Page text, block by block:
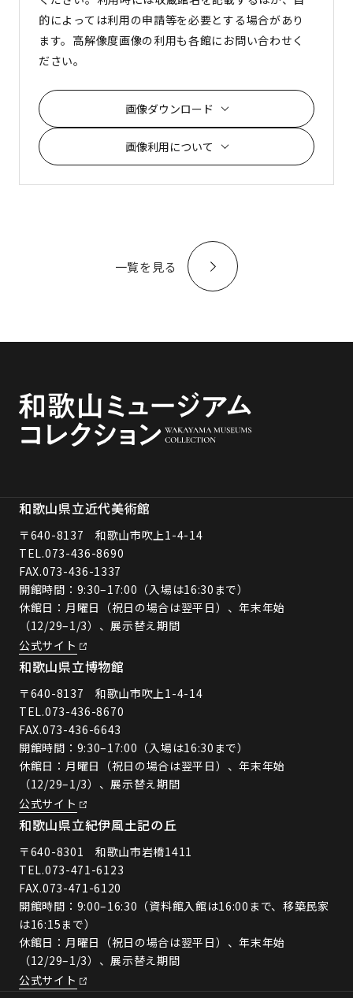
的によっては利用の申請等を必要とする場合があり
ます。高解像度画像の利用も各館にお問い合わせく
ださい。
画像ダウンロード
画像利用について
一覧を見る
和歌山県立近代美術館
〒640-8137 和歌山市吹上1-4-14
TEL.073-436-8690
FAX.073-436-1337
開館時間：9:30–17:00（入場は16:30まで）
休館日：月曜日（祝日の場合は翌平日）、年末年始
（12/29–1/3）、展示替え期間
公式サイト
和歌山県立博物館
〒640-8137 和歌山市吹上1-4-14
TEL.073-436-8670
FAX.073-436-6643
開館時間：9:30–17:00（入場は16:30まで）
休館日：月曜日（祝日の場合は翌平日）、年末年始
（12/29–1/3）、展示替え期間
公式サイト
和歌山県立紀伊風土記の丘
〒640-8301 和歌山市岩橋1411
TEL.073-471-6123
FAX.073-471-6120
開館時間：9:00–16:30（資料館入館は16:00まで、移築民家
は16:15まで）
休館日：月曜日（祝日の場合は翌平日）、年末年始
（12/29–1/3）、展示替え期間
公式サイト